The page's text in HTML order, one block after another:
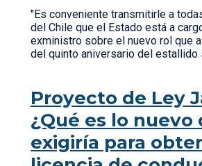
"Es conveniente transmitirle a
del Chile que el Estado está a
exministro sobre el nuevo rol que
del quinto aniversario del estallido
Proyecto de Ley
¿Qué es lo nuevo
exigiría para